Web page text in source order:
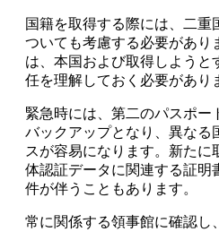
国籍を取得する際には、二重
ついても考慮する必要があり
は、本国および取得しようと
任を理解しておく必要があり
緊急時には、第二のパスポー
バックアップとなり、異なる
スが容易になります。新たに
体認証データに関連する証明
件が伴うこともあります。
常に関係する領事館に確認し